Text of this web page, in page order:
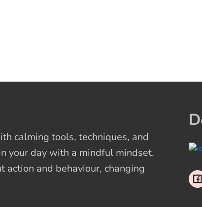
calming tools, techniques, and
your day with a mindful mindset.
and behaviour, changing